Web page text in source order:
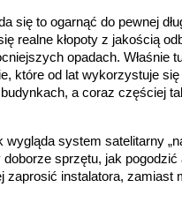
się to ogarnąć do pewnej
realne kłopoty z jakością
opadach. Właśnie
które od lat wykorzystuje
a coraz częściej
system satelitarny
sprzętu, jak pogodzić
zaprosić instalatora, zamiast